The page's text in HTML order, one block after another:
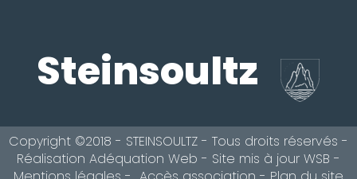
Steinsoultz
Copyright ©2018 - STEINSOULTZ - Tous droits réservés -
Réalisation Adéquation Web - Site mis à jour WSB -